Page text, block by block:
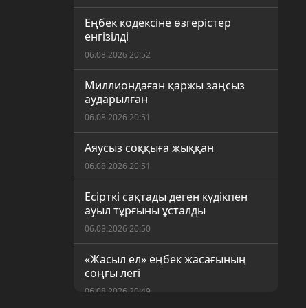
Еңбек кодексіне өзгерістер
енгізілді
06.08.2026 20:52
Миллиондаған қаржы заңсыз
аударылған
06.08.2026 20:51
Аяусыз соққыға жыққан
06.08.2026 20:51
Есірткі сақтады деген күдікпен
ауыл тұрғыны ұсталды
06.08.2026 20:50
«Жасыл ел» еңбек жасағының
соңғы легі
06.08.2026 20:49